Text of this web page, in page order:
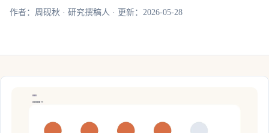
作者：周砚秋 · 研究撰稿人 · 更新：2026-05-28